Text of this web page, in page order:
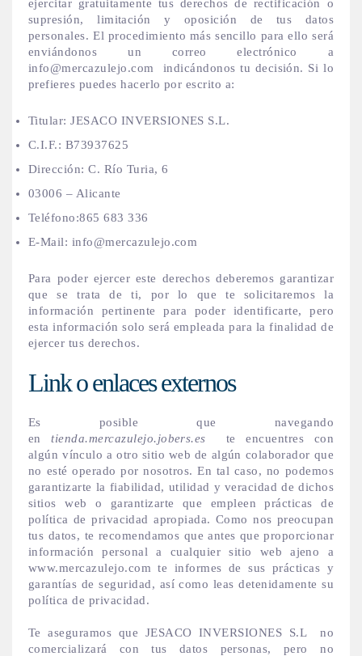
ejercitar gratuitamente tus derechos de rectificación o
supresión, limitación y oposición de tus datos
personales. El procedimiento más sencillo para ello será
enviándonos un correo electrónico a
info@mercazulejo.com indicándonos tu decisión. Si lo
prefieres puedes hacerlo por escrito a:
Titular: JESACO INVERSIONES S.L.
C.I.F.: B73937625
Dirección: C. Río Turia, 6
03006 – Alicante
Teléfono:865 683 336
E-Mail: info@mercazulejo.com
Para poder ejercer este derechos deberemos garantizar
que se trata de ti, por lo que te solicitaremos la
información pertinente para poder identificarte, pero
esta información solo será empleada para la finalidad de
ejercer tus derechos.
Link o enlaces externos
Es posible que navegando
entienda.mercazulejo.jobers.es te encuentres con
algún vínculo a otro sitio web de algún colaborador que
no esté operado por nosotros. En tal caso, no podemos
garantizarte la fiabilidad, utilidad y veracidad de dichos
sitios web o garantizarte que empleen prácticas de
política de privacidad apropiada. Como nos preocupan
tus datos, te recomendamos que antes que proporcionar
información personal a cualquier sitio web ajeno a
www.mercazulejo.com te informes de sus prácticas y
garantías de seguridad, así como leas detenidamente su
política de privacidad.
Te aseguramos que JESACO INVERSIONES S.L no
comercializará con tus datos personas, pero no